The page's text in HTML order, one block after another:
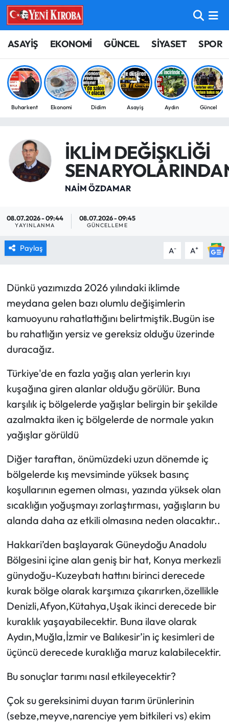
ASAYİŞ EKONOMİ GÜNCEL SİYASET SPOR
Buharkent Ekonomi Didim Asayiş Aydın Güncel
İKLİM DEĞİŞKLİĞİ
NAİM ÖZDAMAR
08.07.2026 - 09:44
YAYINLANMA
08.07.2026 - 09:45
GÜNCELLEME
Paylaş A- A+
Dünkü yazımızda 2026 yılındaki iklimde
meydana gelen bazı olumlu değişimlerin
kamuoyunu rahatlattığını belirtmiştik.Bugün ise
bu rahatlığın yersiz ve gereksiz olduğu üzerinde
duracağız.
Türkiye'de en fazla yağış alan yerlerin kıyı
kuşağına giren alanlar olduğu görülür. Buna
karşılık iç bölgelerde yağışlar belirgin bir şekilde
azalmakta iken iç bölgelerde de normale yakın
yağışlar görüldü
Diğer taraftan, önümüzdeki uzun dönemde iç
bölgelerde kış mevsiminde yüksek basınç
koşullarının egemen olması, yazında yüksek olan
sıcaklığın yoğuşmayı zorlaştırması, yağışların bu
alanda daha az etkili olmasına neden olacaktır..
Hakkari’den başlayarak Güneydoğu Anadolu
Bölgesini içine alan geniş bir hat, Konya merkezli
günydoğu-Kuzeybatı hattını birinci derecede
kurak bölge olarak karşımıza çıkarırken,özellikle
Denizli,Afyon,Kütahya,Uşak ikinci derecede bir
kuraklık yaşayabilecektir. Buna ilave olarak
Aydın,Muğla,İzmir ve Balıkesir’in iç kesimleri de
üçüncü derecede kuraklığa maruz kalabilecektir.
Bu sonuçlar tarımı nasıl etkileyecektir?
Çok su gereksinimi duyan tarım ürünlerinin
(sebze,meyve,narenciye yem bitkileri vs) ekim
ASAYİŞ
BİLİM-TEKNOLOJİ
ÇEVRE
EĞİTİM
EKONOMİ
GÜNDEM
MAGAZİN
SİYASET
SPOR
TARIM
TURİZM
YAŞAM
RESMİ İLANLAR
HABER İLAN
Aydın Nöbetçi Eczaneler
Aydın Hava Durumu
Aydin Namaz Vakitleri
Süper Lig Puan Durumu ve Fikstür
Tüm Manşetler
Haber Arşivi